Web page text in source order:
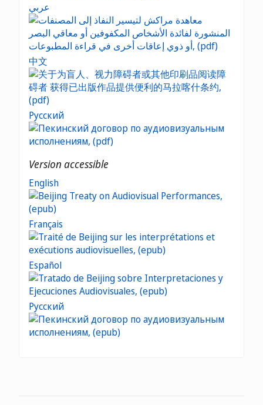
عربي
中文
Русский
Version accessible
English
Français
Español
Русский